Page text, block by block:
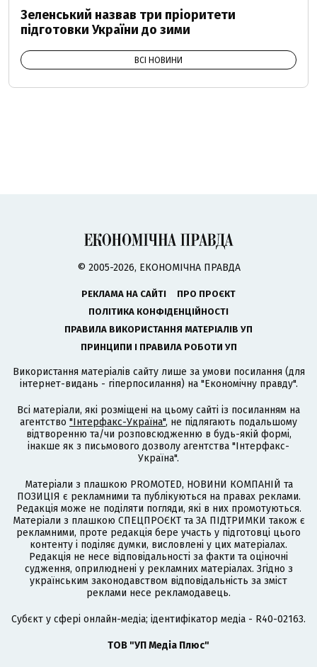
Зеленський назвав три пріоритети
підготовки України до зими
ВСІ НОВИНИ
© 2005-2026, ЕКОНОМІЧНА ПРАВДА
РЕКЛАМА НА САЙТІ
ПРО ПРОЄКТ
ПОЛІТИКА КОНФІДЕНЦІЙНОСТІ
ПРАВИЛА ВИКОРИСТАННЯ МАТЕРІАЛІВ УП
ПРИНЦИПИ І ПРАВИЛА РОБОТИ УП
Використання матеріалів сайту лише за умови посилання (для
інтернет-видань - гіперпосилання) на "Економічну правду".
Всі матеріали, які розміщені на цьому сайті із посиланням на
агентство "Інтерфакс-Україна", не підлягають подальшому
відтворенню та/чи розповсюдженню в будь-якій формі,
інакше як з письмового дозволу агентства "Інтерфакс-
Україна".
Матеріали з плашкою PROMOTED, НОВИНИ КОМПАНІЙ та
ПОЗИЦІЯ є рекламними та публікуються на правах реклами.
Редакція може не поділяти погляди, які в них промотуються.
Матеріали з плашкою СПЕЦПРОЄКТ та ЗА ПІДТРИМКИ також є
рекламними, проте редакція бере участь у підготовці цього
контенту і поділяє думки, висловлені у цих матеріалах.
Редакція не несе відповідальності за факти та оціночні
судження, оприлюднені у рекламних матеріалах. Згідно з
українським законодавством відповідальність за зміст
реклами несе рекламодавець.
Cубєкт у сфері онлайн-медіа; ідентифікатор медіа - R40-02163.
ТОВ "УП Медіа Плюс"